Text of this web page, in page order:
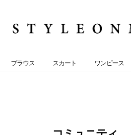
ブラウス スカート ワンピース